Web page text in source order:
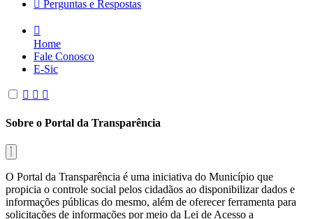
Perguntas e Respostas
Home
Fale Conosco
E-Sic
Sobre o Portal da Transparência
O Portal da Transparência é uma iniciativa do Município que
propicia o controle social pelos cidadãos ao disponibilizar dados e
informações públicas do mesmo, além de oferecer ferramenta para
solicitações de informações por meio da Lei de Acesso a